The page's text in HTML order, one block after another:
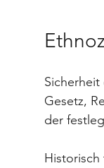
Gesetz,
der